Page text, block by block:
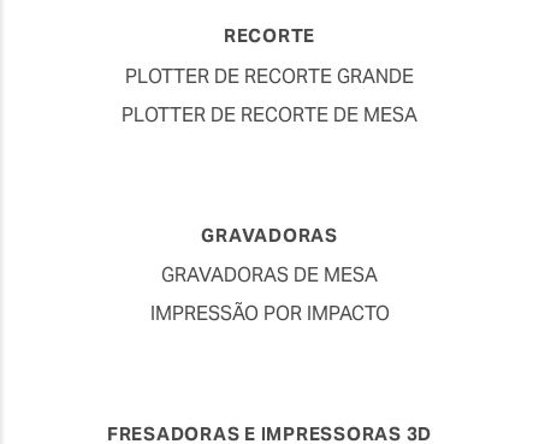
RECORTE
PLOTTER DE RECORTE GRANDE
PLOTTER DE RECORTE DE MESA
GRAVADORAS
GRAVADORAS DE MESA
IMPRESSÃO POR IMPACTO
FRESADORAS E IMPRESSORAS 3D